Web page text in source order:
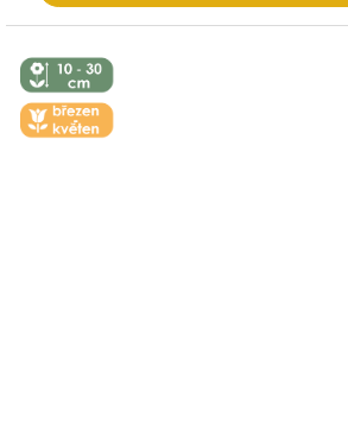
↕️ VÝŠKA 10
- 30 CM
🌼 KVĚT -
ÚNOR